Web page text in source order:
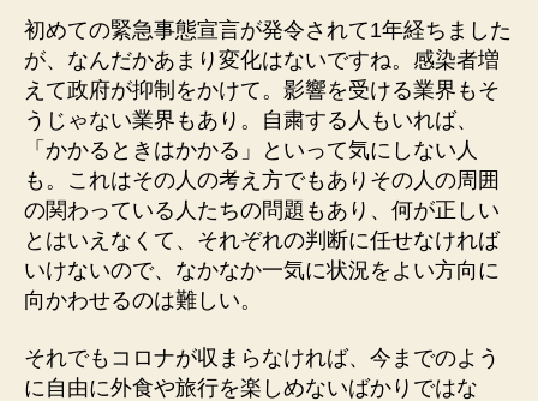
初めての緊急事態宣言が発令されて1年経ちました
が、なんだかあまり変化はないですね。感染者増
えて政府が抑制をかけて。影響を受ける業界もそ
うじゃない業界もあり。自粛する人もいれば、
「かかるときはかかる」といって気にしない人
も。これはその人の考え方でもありその人の周囲
の関わっている人たちの問題もあり、何が正しい
とはいえなくて、それぞれの判断に任せなければ
いけないので、なかなか一気に状況をよい方向に
向かわせるのは難しい。
それでもコロナが収まらなければ、今までのよう
に自由に外食や旅行を楽しめないばかりではな